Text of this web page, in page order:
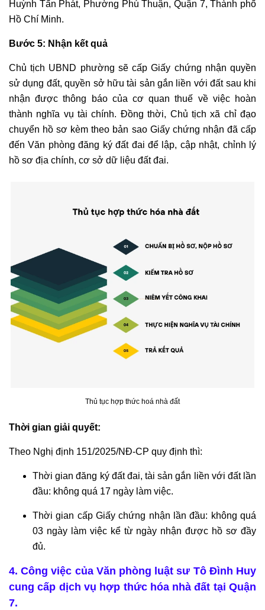
Huỳnh Tấn Phát, Phường Phú Thuận, Quận 7, Thành phố
Hồ Chí Minh.
Bước 5: Nhận kết quả
Chủ tịch UBND phường sẽ cấp Giấy chứng nhận quyền
sử dụng đất, quyền sở hữu tài sản gắn liền với đất sau khi
nhận được thông báo của cơ quan thuế về việc hoàn
thành nghĩa vụ tài chính. Đồng thời, Chủ tịch xã chỉ đạo
chuyển hồ sơ kèm theo bản sao Giấy chứng nhận đã cấp
đến Văn phòng đăng ký đất đai để lập, cập nhật, chỉnh lý
hồ sơ địa chính, cơ sở dữ liệu đất đai.
Thủ tục hợp thức hoá nhà đất
Thời gian giải quyết:
Theo Nghị định 151/2025/NĐ-CP quy định thì:
Thời gian đăng ký đất đai, tài sản gắn liền với đất lần
đầu: không quá 17 ngày làm việc.
Thời gian cấp Giấy chứng nhận lần đầu: không quá
03 ngày làm việc kể từ ngày nhận được hồ sơ đầy
đủ.
4. Công việc của Văn phòng luật sư Tô Đình Huy
cung cấp dịch vụ hợp thức hóa nhà đất tại Quận
7.